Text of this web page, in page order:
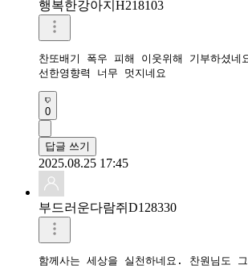
행복한강아지H218103
찬또배기 폭우 피해 이웃위해 기부하셨네
선한영향력 너무 멋지네요
0
답글 쓰기
2025.08.25 17:45
부드러운다람쥐D128330
함께사는 세상을 실천하네요. 찬원님도